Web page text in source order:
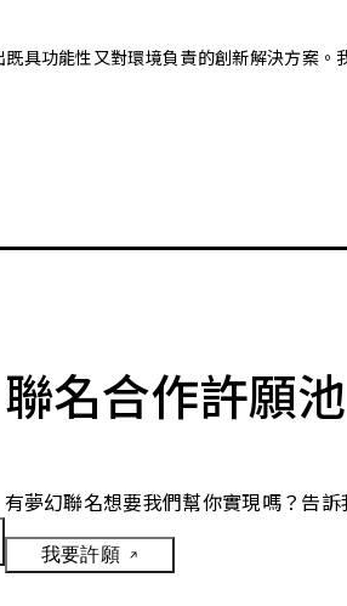
具功能性又對環境負責的創新解決方案
聯名合作許願池
有夢幻聯名想要我們幫你實現嗎？告訴
我要許願